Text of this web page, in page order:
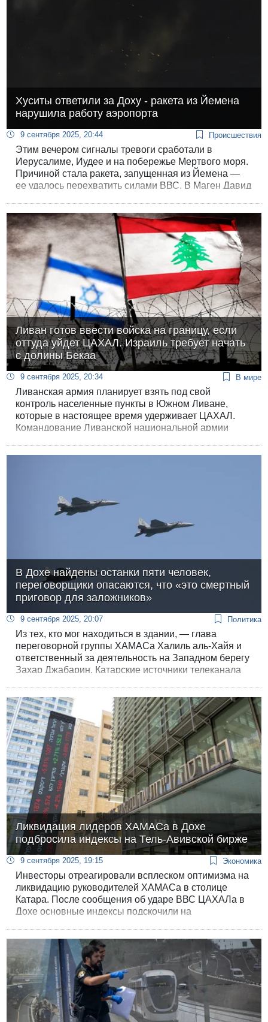
Хуситы ответили за Доху - ракета из Йемена
нарушила работу аэропорта
9 сентября 2025, 20:44 Происшествия
Этим вечером сигналы тревоги сработали в
Иерусалиме, Иудее и на побережье Мертвого моря.
Причиной стала ракета, запущенная из Йемена —
ее удалось перехватить силами ВВС. В Маген Давид
Ливан готов ввести войска на границу, если
оттуда уйдет ЦАХАЛ. Израиль требует начать
с долины Бекаа
9 сентября 2025, 20:34 В мире
Ливанская армия планирует взять под свой
контроль населенные пункты в Южном Ливане,
которые в настоящее время удерживает ЦАХАЛ.
Командование Ливанской национальной армии
В Дохе найдены останки пяти человек,
переговорщики опасаются, что «это смертный
приговор для заложников»
9 сентября 2025, 20:07 Политика
Из тех, кто мог находиться в здании, — глава
переговорной группы ХАМАСа Халиль аль-Хайя и
ответственный за деятельность на Западном берегу
Захар Джабарин. Катарские источники телеканала
канцелярии.
Ликвидация лидеров ХАМАСа в Дохе
подбросила индексы на Тель-Авивской бирже
9 сентября 2025, 19:15 Экономика
Инвесторы отреагировали всплеском оптимизма на
ликвидацию руководителей ХАМАСа в столице
Катара. После сообщения об ударе ВВС ЦАХАЛа в
Дохе основные индексы подскочили на